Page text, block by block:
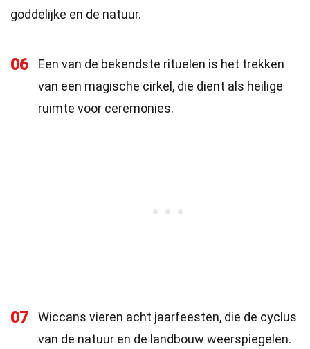
goddelijke en de natuur.
06
Een van de bekendste rituelen is het trekken
van een magische cirkel, die dient als heilige
ruimte voor ceremonies.
07
Wiccans vieren acht jaarfeesten, die de cyclus
van de natuur en de landbouw weerspiegelen.